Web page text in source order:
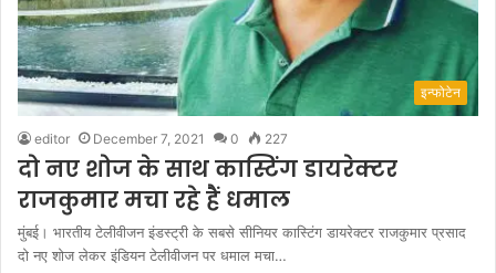
इन्फोटेन
editor December 7, 2021 0 227
दो नए शोज के साथ कास्टिंग डायरेक्टर
राजकुमार मचा रहे हैं धमाल
मुंबई। भारतीय टेलीवीजन इंडस्‍ट्री के सबसे सीनियर कास्टिंग डायरेक्‍टर राजकुमार प्रसाद
दो नए शोज लेकर इंडियन टेलीवीजन पर धमाल मचा…